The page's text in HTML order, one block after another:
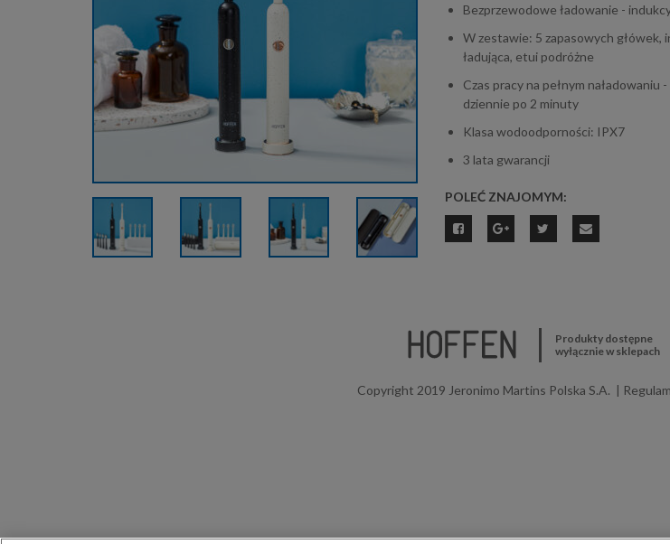
Bezprzewodowe ładowanie -
W zestawie: 5 zapasowych główek,
ładująca, etui podróżne
Czas pracy na pełnym naładowaniu -
dziennie po 2 minuty
Klasa wodoodporności: IPX7
3 lata gwarancji
POLEĆ ZNAJOMYM:
Produkty dostępne
wyłącznie w sklepach
Copyright 2019 Jeronimo Martins Polska S.A.